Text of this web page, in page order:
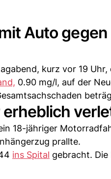
Auto
kurz vor 19 Uhr,
0.90 mg/l, auf der
18-jähriger
prallte.
ins Spital gebracht.